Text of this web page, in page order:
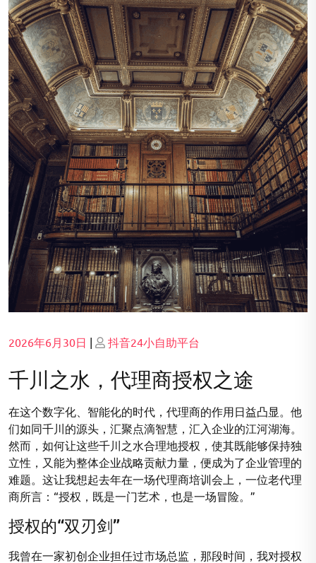
Posted
2026年6月30日 | Posted
抖音24小自助平台
千川之水，代理商授权之途
在这个数字化、智能化的时代，代理商的作用日益凸显。他
们如同千川的源头，汇聚点滴智慧，汇入企业的江河湖海。
然而，如何让这些千川之水合理地授权，使其既能够保持独
立性，又能为整体企业战略贡献力量，便成为了企业管理的
难题。这让我想起去年在一场代理商培训会上，一位老代理
商所言：“授权，既是一门艺术，也是一场冒险。”
授权的“双刃剑”
我曾在一家初创企业担任过市场总监，那段时间，我对授权